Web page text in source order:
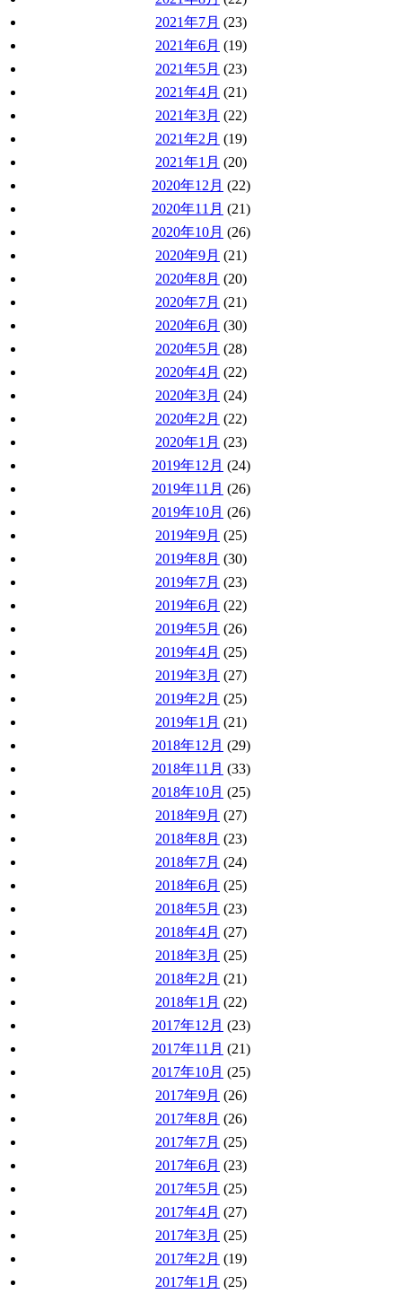
2021年7月 (23)
2021年6月 (19)
2021年5月 (23)
2021年4月 (21)
2021年3月 (22)
2021年2月 (19)
2021年1月 (20)
2020年12月 (22)
2020年11月 (21)
2020年10月 (26)
2020年9月 (21)
2020年8月 (20)
2020年7月 (21)
2020年6月 (30)
2020年5月 (28)
2020年4月 (22)
2020年3月 (24)
2020年2月 (22)
2020年1月 (23)
2019年12月 (24)
2019年11月 (26)
2019年10月 (26)
2019年9月 (25)
2019年8月 (30)
2019年7月 (23)
2019年6月 (22)
2019年5月 (26)
2019年4月 (25)
2019年3月 (27)
2019年2月 (25)
2019年1月 (21)
2018年12月 (29)
2018年11月 (33)
2018年10月 (25)
2018年9月 (27)
2018年8月 (23)
2018年7月 (24)
2018年6月 (25)
2018年5月 (23)
2018年4月 (27)
2018年3月 (25)
2018年2月 (21)
2018年1月 (22)
2017年12月 (23)
2017年11月 (21)
2017年10月 (25)
2017年9月 (26)
2017年8月 (26)
2017年7月 (25)
2017年6月 (23)
2017年5月 (25)
2017年4月 (27)
2017年3月 (25)
2017年2月 (19)
2017年1月 (25)